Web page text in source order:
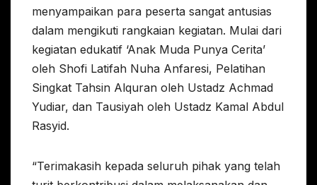
menyampaikan para peserta sangat antusias
dalam mengikuti rangkaian kegiatan. Mulai dari
kegiatan edukatif ‘Anak Muda Punya Cerita’
oleh Shofi Latifah Nuha Anfaresi, Pelatihan
Singkat Tahsin Alquran oleh Ustadz Achmad
Yudiar, dan Tausiyah oleh Ustadz Kamal Abdul
Rasyid.
“Terimakasih kepada seluruh pihak yang telah